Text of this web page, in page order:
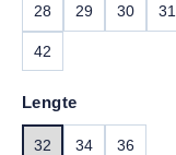
28 29 30 31
42
Lengte
32 34 36